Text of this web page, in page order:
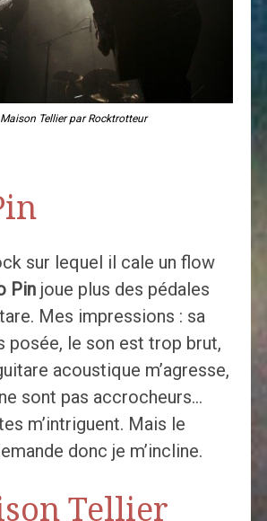
Tellier par Rocktrotteur
sur lequel il cale un flow
Pinjoue plus des pédales
Mes impressions : sa
posée, le son est trop brut,
acoustique m’agresse,
sont pas accrocheurs…
m’intriguent. Mais le
donc je m’incline.
Tellier